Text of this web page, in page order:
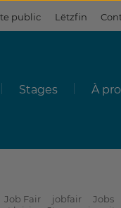
public Lëtzfin
Stages À
Job Fair jobfair Jobs